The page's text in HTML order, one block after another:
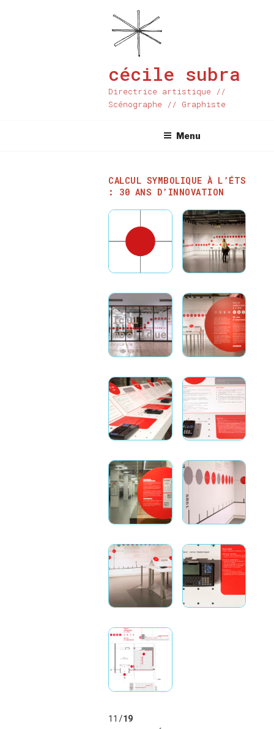
cécile subra
Directrice artistique //
Scénographe // Graphiste
Menu
CALCUL SYMBOLIQUE À L’ÉTS
: 30 ANS D’INNOVATION
11/19